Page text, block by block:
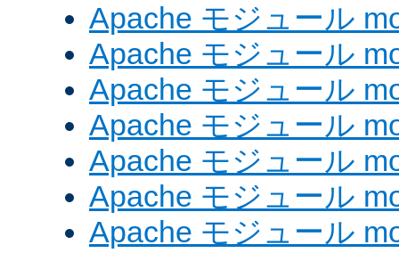
Apache モジュール
Apache モジュール
Apache モジュール
Apache モジュール
Apache モジュール
Apache モジュール
Apache モジュール